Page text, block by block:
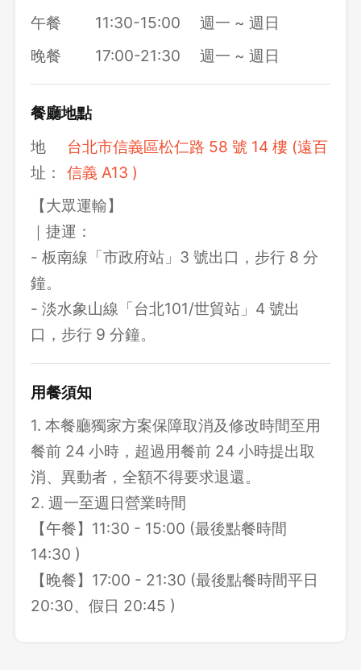
午餐
11:30-15:00
週一 ~ 週日
晚餐
17:00-21:30 週一 ~ 週日
餐廳地點
地
址：
台北市信義區松仁路 58 號 14 樓 (遠百
信義 A13 )
【大眾運輸】
｜捷運：
- 板南線「市政府站」3 號出口，步行 8 分
鐘。
- 淡水象山線「台北101/世貿站」4 號出
口，步行 9 分鐘。
用餐須知
1. 本餐廳獨家方案保障取消及修改時間至用
餐前 24 小時，超過用餐前 24 小時提出取
消、異動者，全額不得要求退還。
2. 週一至週日營業時間
【午餐】11:30 - 15:00 (最後點餐時間
14:30 )
【晚餐】17:00 - 21:30 (最後點餐時間平日
20:30、假日 20:45 )